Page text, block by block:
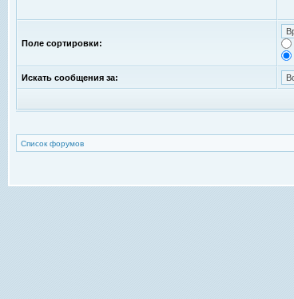
Поле сортировки:
Искать сообщения за:
Список форумов